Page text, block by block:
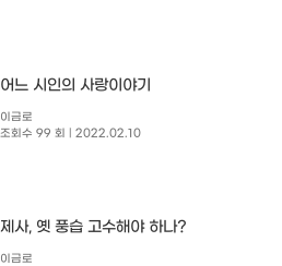
​어느 시인의 사랑이야기
이금로
조회수 99 회
| 2022.02.10
제사, 옛 풍습 고수해야 하나?
이금로